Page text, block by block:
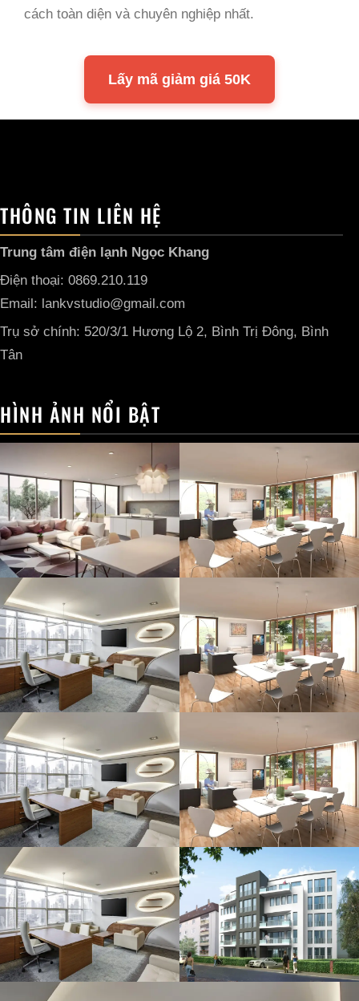
cách toàn diện và chuyên nghiệp nhất.
Lấy mã giảm giá 50K
THÔNG TIN LIÊN HỆ
Trung tâm điện lạnh Ngọc Khang
Điện thoại: 0869.210.119
Email: lankvstudio@gmail.com
Trụ sở chính: 520/3/1 Hương Lộ 2, Bình Trị Đông, Bình
Tân
HÌNH ẢNH NỔI BẬT